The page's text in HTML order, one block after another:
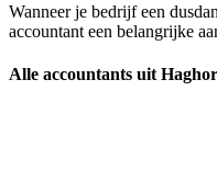
Wanneer je bedrijf een
accountant een belangrijke
Alle accountants uit